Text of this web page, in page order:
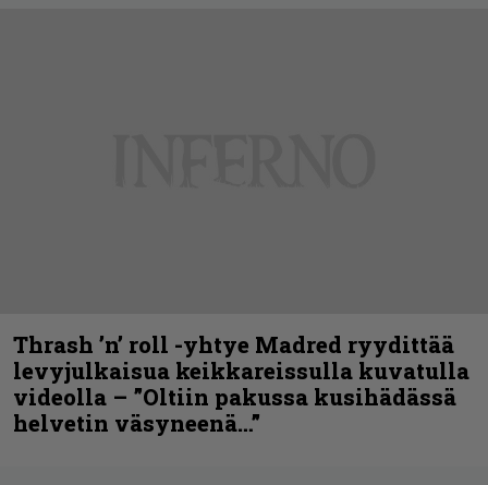
Thrash ’n’ roll -yhtye Madred ryydittää
levyjulkaisua keikkareissulla kuvatulla
videolla – ”Oltiin pakussa kusihädässä
helvetin väsyneenä…”